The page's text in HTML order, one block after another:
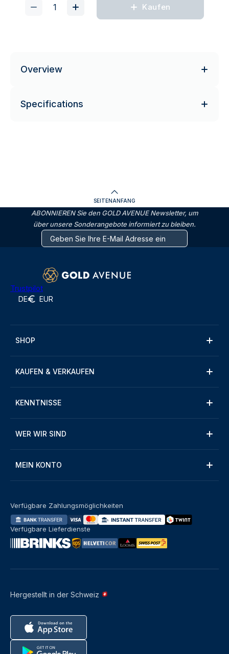
Kaufen
Overview
Specifications
SEITENANFANG
ABONNIEREN Sie den GOLD AVENUE Newsletter, um
über unsere Sonderangebote informiert zu bleiben.
Trustpilot
DE EUR
SHOP
KAUFEN & VERKAUFEN
KENNTNISSE
WER WIR SIND
MEIN KONTO
Hergestellt in der Schweiz
Verfügbare Zahlungsmöglichkeiten
Verfügbare Lieferdienste